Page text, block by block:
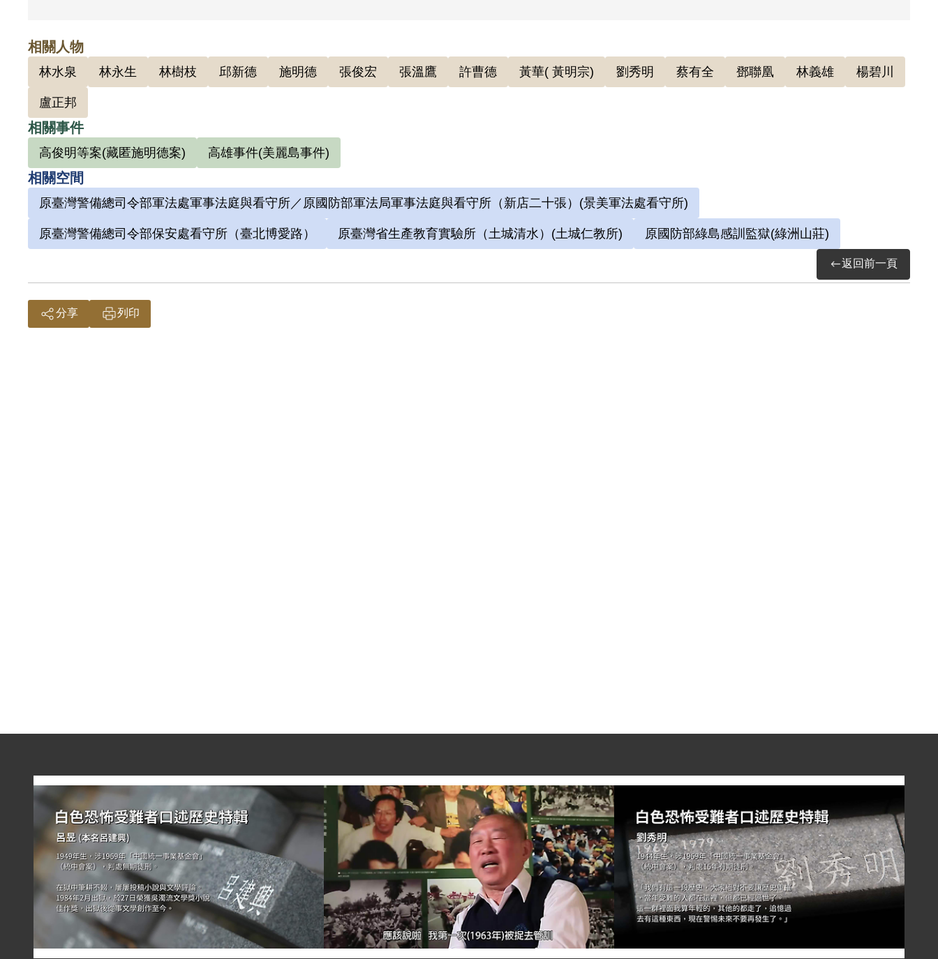
相關人物
林水泉 林永生 林樹枝 邱新德 施明德 張俊宏 張溫鷹 許曹德 黃華( 黃明宗) 劉秀明 蔡有全 鄧聯凰 林義雄 楊碧川
盧正邦
相關事件
高俊明等案(藏匿施明德案) 高雄事件(美麗島事件)
相關空間
原臺灣警備總司令部軍法處軍事法庭與看守所／原國防部軍法局軍事法庭與看守所（新店二十張）(景美軍法處看守所)
原臺灣警備總司令部保安處看守所（臺北博愛路） 原臺灣省生產教育實驗所（土城清水）(土城仁教所) 原國防部綠島感訓監獄(綠洲山莊)
返回前一頁
分享 列印